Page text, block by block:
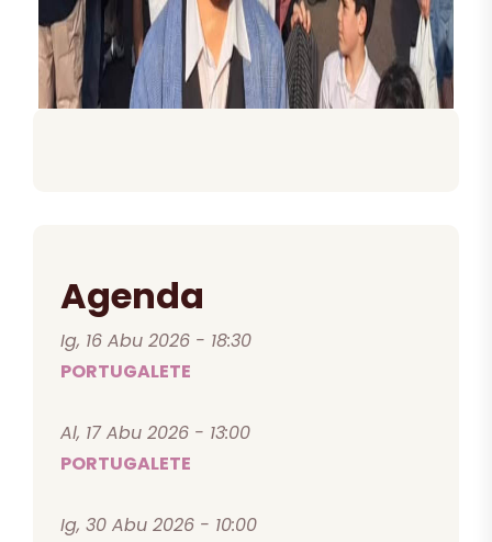
Agenda
Ig, 16 Abu 2026 - 18:30
PORTUGALETE
Al, 17 Abu 2026 - 13:00
PORTUGALETE
Ig, 30 Abu 2026 - 10:00